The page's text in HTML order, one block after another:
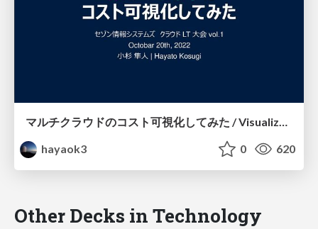
マルチクラウドのコスト可視化してみた / Visualize Multi-Cloud Costs with Vantage
hayaok3
0 620
Other Decks in Technology